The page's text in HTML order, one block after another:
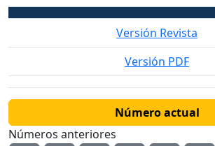
Versión Revista
Versión PDF
Número actual
Números anteriores